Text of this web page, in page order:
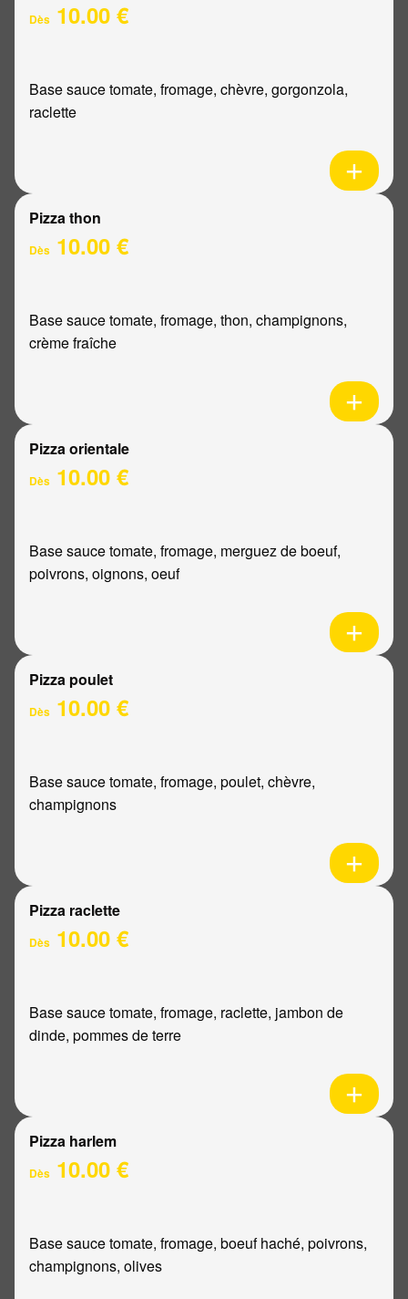
Dès 10.00 €
Base sauce tomate, fromage, chèvre, gorgonzola,
raclette
Pizza thon
Dès 10.00 €
Base sauce tomate, fromage, thon, champignons,
crème fraîche
Pizza orientale
Dès 10.00 €
Base sauce tomate, fromage, merguez de boeuf,
poivrons, oignons, oeuf
Pizza poulet
Dès 10.00 €
Base sauce tomate, fromage, poulet, chèvre,
champignons
Pizza raclette
Dès 10.00 €
Base sauce tomate, fromage, raclette, jambon de
dinde, pommes de terre
Pizza harlem
Dès 10.00 €
Base sauce tomate, fromage, boeuf haché, poivrons,
champignons, olives